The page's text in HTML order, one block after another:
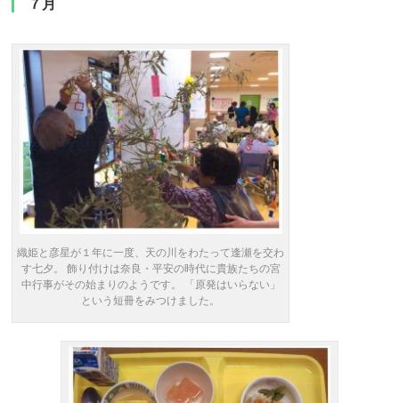
７月
織姫と彦星が１年に一度、天の川をわたって逢瀬を交わ
す七夕。 飾り付けは奈良・平安の時代に貴族たちの宮
中行事がその始まりのようです。 「原発はいらない」
という短冊をみつけました。